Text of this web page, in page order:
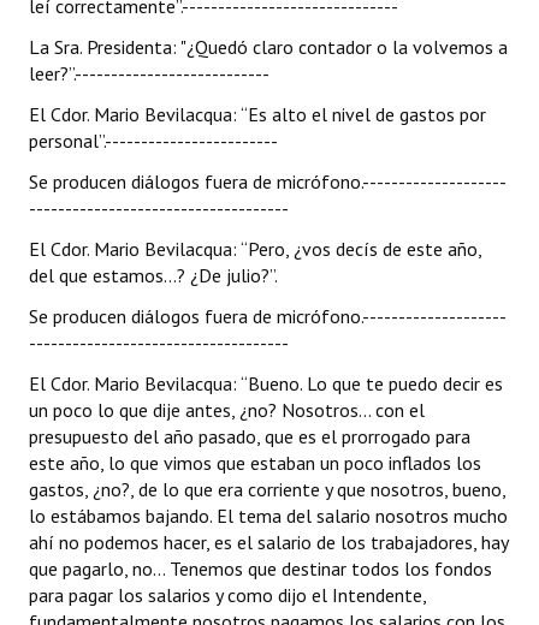
leí correctamente”.------------------------------
La Sra. Presidenta: "¿Quedó claro contador o la volvemos a
leer?”.---------------------------
El Cdor. Mario Bevilacqua: “Es alto el nivel de gastos por
personal”.------------------------
Se producen diálogos fuera de micrófono.--------------------
------------------------------------
El Cdor. Mario Bevilacqua: “Pero, ¿vos decís de este año,
del que estamos...? ¿De julio?”.
Se producen diálogos fuera de micrófono.--------------------
------------------------------------
El Cdor. Mario Bevilacqua: “Bueno. Lo que te puedo decir es
un poco lo que dije antes, ¿no? Nosotros... con el
presupuesto del año pasado, que es el prorrogado para
este año, lo que vimos que estaban un poco inflados los
gastos, ¿no?, de lo que era corriente y que nosotros, bueno,
lo estábamos bajando. El tema del salario nosotros mucho
ahí no podemos hacer, es el salario de los trabajadores, hay
que pagarlo, no... Tenemos que destinar todos los fondos
para pagar los salarios y como dijo el Intendente,